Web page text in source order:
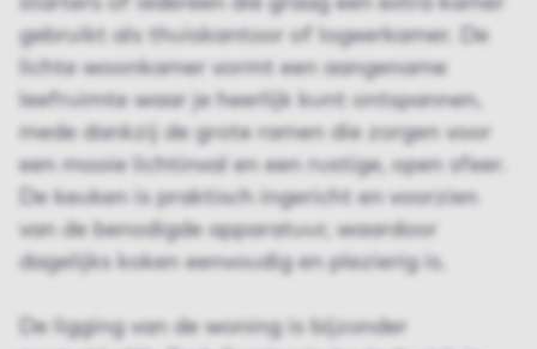
gebruikt als thuiskantoor of logeerkamer. De
lichte woonkamer vormt een aangename
leefruimte waar je heerlijk kunt ontspannen,
mede dankzij de grote ramen die zorgen voor
een mooie lichtinval en een rustige, open sfeer.
De keuken is praktisch ingericht en voorzien
van de benodigde apparatuur, waardoor
dagelijks koken eenvoudig en plezierig is.
De ligging van de woning is bijzonder